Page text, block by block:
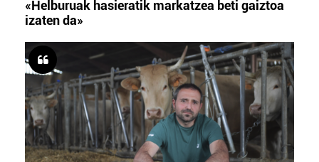
«Helburuak hasieratik markatzea beti gaiztoa
izaten da»